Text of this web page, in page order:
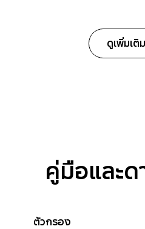
ดูเพิ่มเติม
คู่มือและด
ตัวกรอง